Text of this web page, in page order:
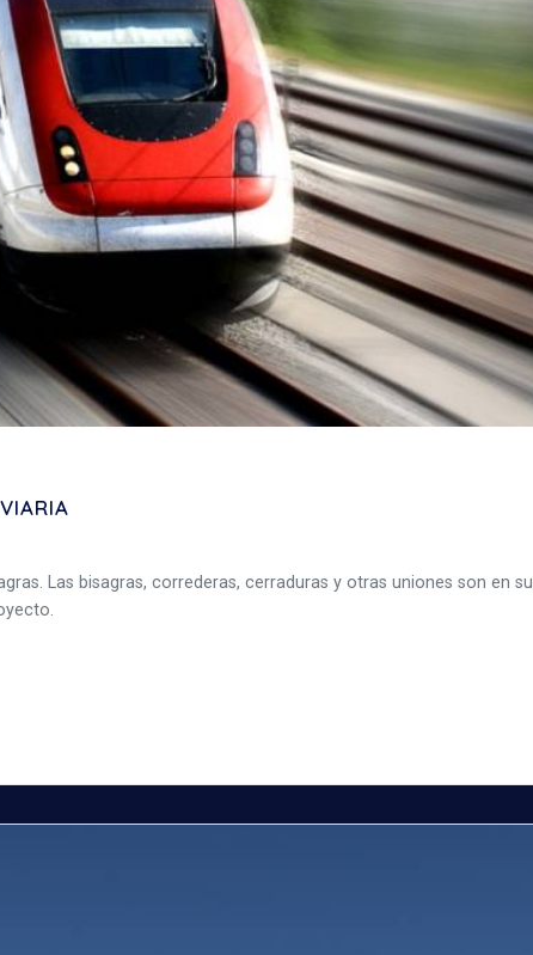
Las bisagras, correderas, cerraduras y otras uniones son en su